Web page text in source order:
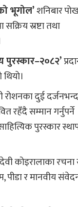
भूगोल’शनिबार
स्रष्टा तथा
पुरस्कार–२०८२’
रोशनका दुई
रहँदै सम्मान गर्नुपर्ने
पुरस्कार
कोइरालाका
पीडा र मानवीय